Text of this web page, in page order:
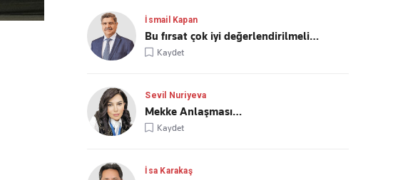
İsmail Kapan
Bu fırsat çok iyi değerlendirilmeli…
Kaydet
Sevil Nuriyeva
Mekke Anlaşması…
Kaydet
İsa Karakaş